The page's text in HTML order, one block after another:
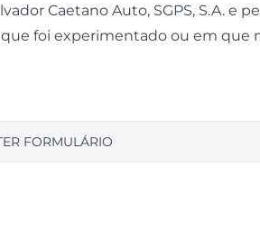
Caetano Auto, SGPS, S.A. e
foi experimentado ou em que